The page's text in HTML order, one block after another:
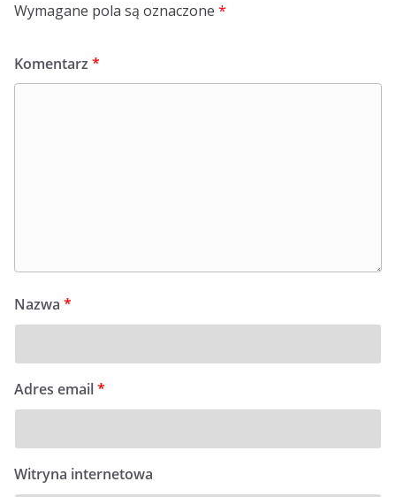
Wymagane pola są oznaczone *
Komentarz *
Nazwa *
Adres email*
Witryna internetowa